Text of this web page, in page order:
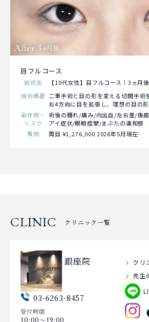
目フルコース
施術名
【10代女性】目フルコース｜3ヵ月後
施術概要 二重手術と目の形を変える切開手術
右4方向に目を拡張し、理想の目の形
副作用・
リスク
術後の腫れ/痛み/内出血/左右差/傷
アイ症状/眼瞼痙攣/まぶたの違和感
費用
両目 ¥1,276,000 2026年5月現在
CLINIC クリニック一覧
銀座院
03-6263-8457
受付時間
10:00〜19:00
クリ
先生